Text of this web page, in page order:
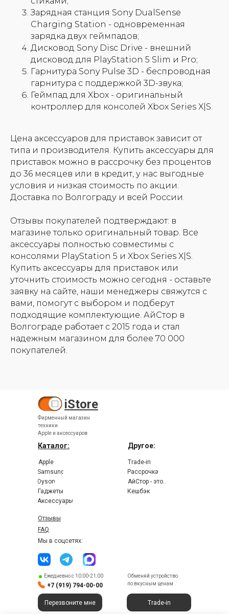
Зарядная станция Sony DualSense
Charging Station - одновременная
зарядка двух геймпадов;
Дисковод Sony Disc Drive - внешний
дисковод для PlayStation 5 Slim и Pro;
Гарнитура Sony Pulse 3D - беспроводная
гарнитура с поддержкой 3D-звука;
Геймпад для Xbox - оригинальный
контроллер для консолей Xbox Series X|S.
Цена аксессуаров для приставок зависит от
типа и производителя. Купить аксессуары для
приставок можно в рассрочку без процентов
до 36 месяцев или в кредит, у нас выгодные
условия и низкая стоимость по акции.
Доставка по Волгограду и всей России.
Отзывы покупателей подтверждают: в
магазине только оригинальный товар. Все
аксессуары полностью совместимы с
консолями PlayStation 5 и Xbox Series X|S.
Купить аксессуары для приставок или
уточнить стоимость можно сегодня - оставьте
заявку на сайте, наши менеджеры свяжутся с
вами, помогут с выбором и подберут
подходящие комплектующие. АйСтор в
Волгограде работает с 2015 года и стал
надежным магазином для более 70 000
покупателей.
iStore
Обменяй устройство
по вкусным ценам
Фирменный магазин
техники
Apple и аксессуаров
Другое:
Каталог:
Trade-in
FAQ
Отзывы
Мы в соцсетях:
Контакты
Перезвоните мне
Ежедневно с 10:00-21:00
Кешбэк
Рассрочка
АйСтор - это..
Оферта
О нас
Trade-in
Apple
Samsung
Аксессуары
Dyson
Гаджеты
+7 (919) 794-00-00